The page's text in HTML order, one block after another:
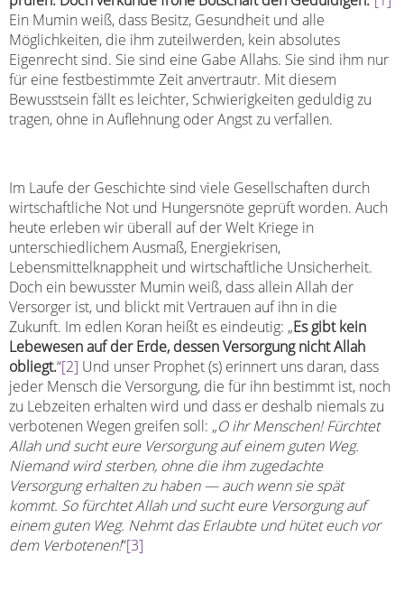
Ein Mumin weiß, dass Besitz, Gesundheit und alle
Möglichkeiten, die ihm zuteilwerden, kein absolutes
Eigenrecht sind. Sie sind eine Gabe Allahs. Sie sind ihm nur
für eine festbestimmte Zeit anvertrautr. Mit diesem
Bewusstsein fällt es leichter, Schwierigkeiten geduldig zu
tragen, ohne in Auflehnung oder Angst zu verfallen.
Im Laufe der Geschichte sind viele Gesellschaften durch
wirtschaftliche Not und Hungersnöte geprüft worden. Auch
heute erleben wir überall auf der Welt Kriege in
unterschiedlichem Ausmaß, Energiekrisen,
Lebensmittelknappheit und wirtschaftliche Unsicherheit.
Doch ein bewusster Mumin weiß, dass allein Allah der
Versorger ist, und blickt mit Vertrauen auf ihn in die
Zukunft. Im edlen Koran heißt es eindeutig: „Es gibt kein
Lebewesen auf der Erde, dessen Versorgung nicht Allah
obliegt.“[2] Und unser Prophet (s) erinnert uns daran, dass
jeder Mensch die Versorgung, die für ihn bestimmt ist, noch
zu Lebzeiten erhalten wird und dass er deshalb niemals zu
verbotenen Wegen greifen soll: „O ihr Menschen! Fürchtet
Allah und sucht eure Versorgung auf einem guten Weg.
Niemand wird sterben, ohne die ihm zugedachte
Versorgung erhalten zu haben — auch wenn sie spät
kommt. So fürchtet Allah und sucht eure Versorgung auf
einem guten Weg. Nehmt das Erlaubte und hütet euch vor
dem Verbotenen!“[3]